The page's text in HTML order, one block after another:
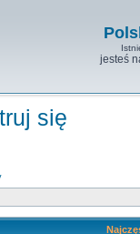
jesteś
się